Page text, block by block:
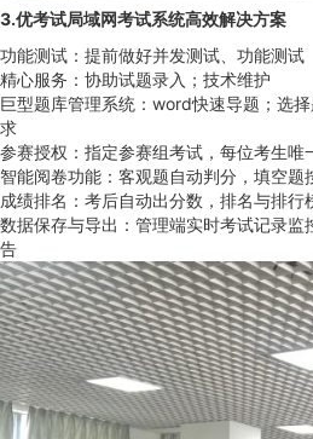
3.优考试局域网考试系统高效解决方案
功能测试：提前做好并发测试、功能测试
精心服务：协助试题录入；技术维护
巨型题库管理系统：word快速导题；选
求
参赛授权：指定参赛组考试，每位考生唯
智能阅卷功能：客观题自动判分，填空题
成绩排名：考后自动出分数，排名与排行
数据保存与导出：管理端实时考试记录监
告